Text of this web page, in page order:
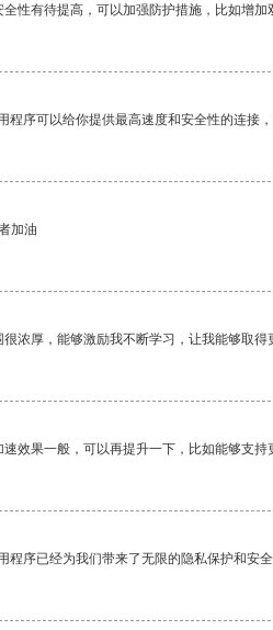
性有待提高，可以加强防护措施，比如增加
程序可以给你提供最高速度和安全性的连接
加油
浓厚，能够激励我不断学习，让我能够取得
效果一般，可以再提升一下，比如能够支持
程序已经为我们带来了无限的隐私保护和安全